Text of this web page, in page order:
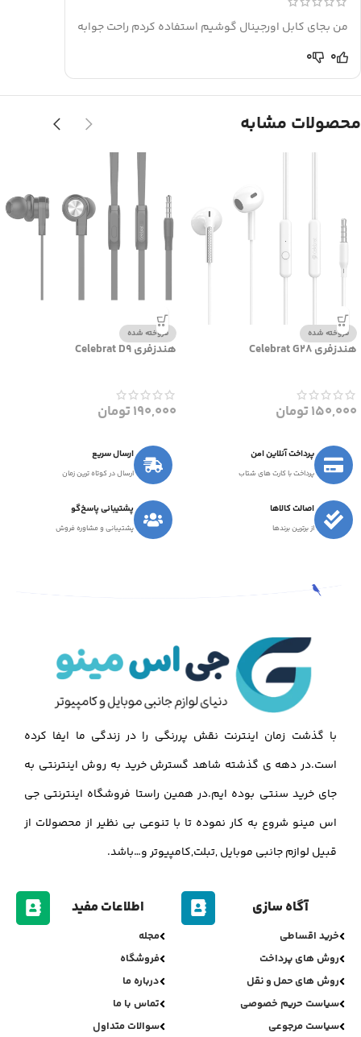
من بجای کابل اورجینال گوشیم استفاده کردم راحت جوابه
0
0
محصولات مشابه
فروخته شده
هندزفری Celebrat G28
150,000تومان
فروخته شده
هندزفری Celebrat D9
190,000تومان
پرداخت آنلاین امن
پرداخت با کارت های شتاب
ارسال سریع
ارسال در کوتاه ترین زمان
اصالت کالاها
از برترین برندها
پشتیبانی پاسخ‌گو
پشتیبانی و مشاوره فروش
با گذشت زمان اینترنت نقش پررنگی را در زندگی ما ایفا کرده
است.در دهه ی گذشته شاهد گسترش خرید به روش اینترنتی به
جای خرید سنتی بوده ایم.در همین راستا فروشگاه اینترنتی جی
اس مینو شروع به کار نموده تا با تنوعی بی نظیر از محصولات از
قبیل لوازم جانبی موبایل ,تبلت,کامپیوتر و…باشد.
آگاه سازی
خرید اقساطی
روش های پرداخت
روش های حمل و نقل
سیاست حریم خصوصی
سیاست مرجوعی
اطلاعات مفید
مجله
فروشگاه
درباره ما
تماس با ما
سوالات متداول